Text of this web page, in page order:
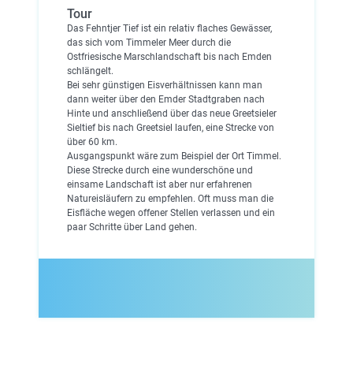
Tour
Das Fehntjer Tief ist ein relativ flaches Gewässer,
das sich vom Timmeler Meer durch die
Ostfriesische Marschlandschaft bis nach Emden
schlängelt.
Bei sehr günstigen Eisverhältnissen kann man
dann weiter über den Emder Stadtgraben nach
Hinte und anschließend über das neue Greetsieler
Sieltief bis nach Greetsiel laufen, eine Strecke von
über 60 km.
Ausgangspunkt wäre zum Beispiel der Ort Timmel.
Diese Strecke durch eine wunderschöne und
einsame Landschaft ist aber nur erfahrenen
Natureisläufern zu empfehlen. Oft muss man die
Eisfläche wegen offener Stellen verlassen und ein
paar Schritte über Land gehen.